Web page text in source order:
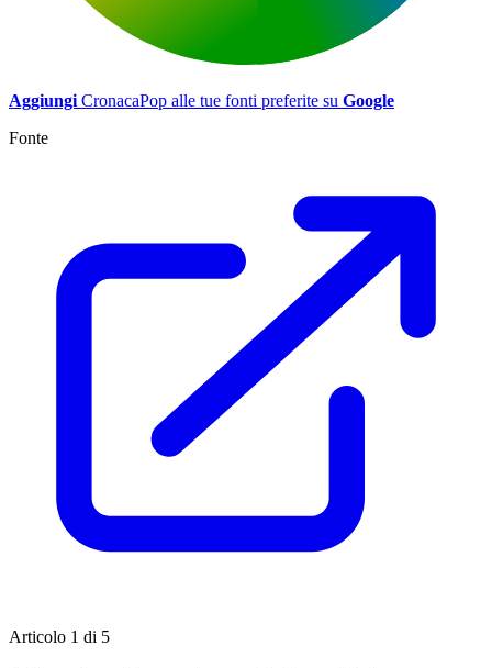
AggiungiCronacaPop alle tue fonti preferite su Google
Fonte
Articolo 1 di 5